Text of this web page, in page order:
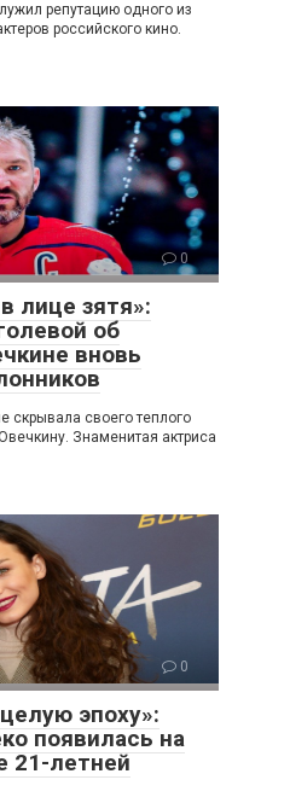
репутацию одного из
российского кино.
0
лице зятя»:
об
вновь
скрывала своего теплого
Знаменитая актриса
0
эпоху»:
появилась на
21-летней